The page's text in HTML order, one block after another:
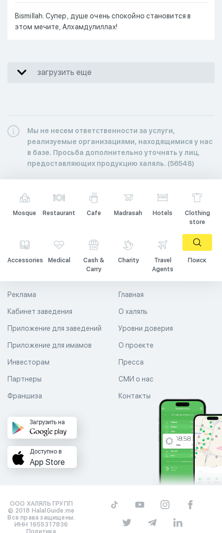
Bismillah. Супер, душе очень спокойно становится в
этом мечите, Алхамдулиллах!
загрузить еще
Мы не несем ответственности за услуги,
реализуемые организациями, находящимися у нас
в базе. Просьба дополнительно уточнять у лиц,
предоставляющих продукцию халяль. (56548)
Mosque Restaurant Cafe Madrasah Hotels
Clothing
store
Accessories Medical
Cash &
Carry
Charity
Travel
Agents
Поиск
Главная
О халяль
Уровни доверия
Реклама
Кабинет заведения
Приложение для заведений
Приложение для имамов О проекте
Пресса
СМИ о нас
Контакты
Инвесторам
Партнеры
Франшиза
Загрузить на
Доступно в
App Store
ООО ХАЛЯЛЬ ГРУПП
© 2018 HalalGuide.me
Все права защищены.
ИНН 1655317836
Политика